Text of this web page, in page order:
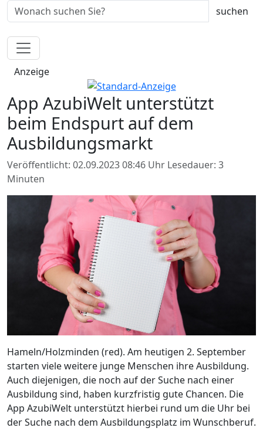
Anzeige
App AzubiWelt unterstützt
beim Endspurt auf dem
Ausbildungsmarkt
Veröffentlicht: 02.09.2023 08:46 Uhr Lesedauer: 3
Minuten
Hameln/Holzminden (red). Am heutigen 2. September
starten viele weitere junge Menschen ihre Ausbildung.
Auch diejenigen, die noch auf der Suche nach einer
Ausbildung sind, haben kurzfristig gute Chancen. Die
App AzubiWelt unterstützt hierbei rund um die Uhr bei
der Suche nach dem Ausbildungsplatz im Wunschberuf.